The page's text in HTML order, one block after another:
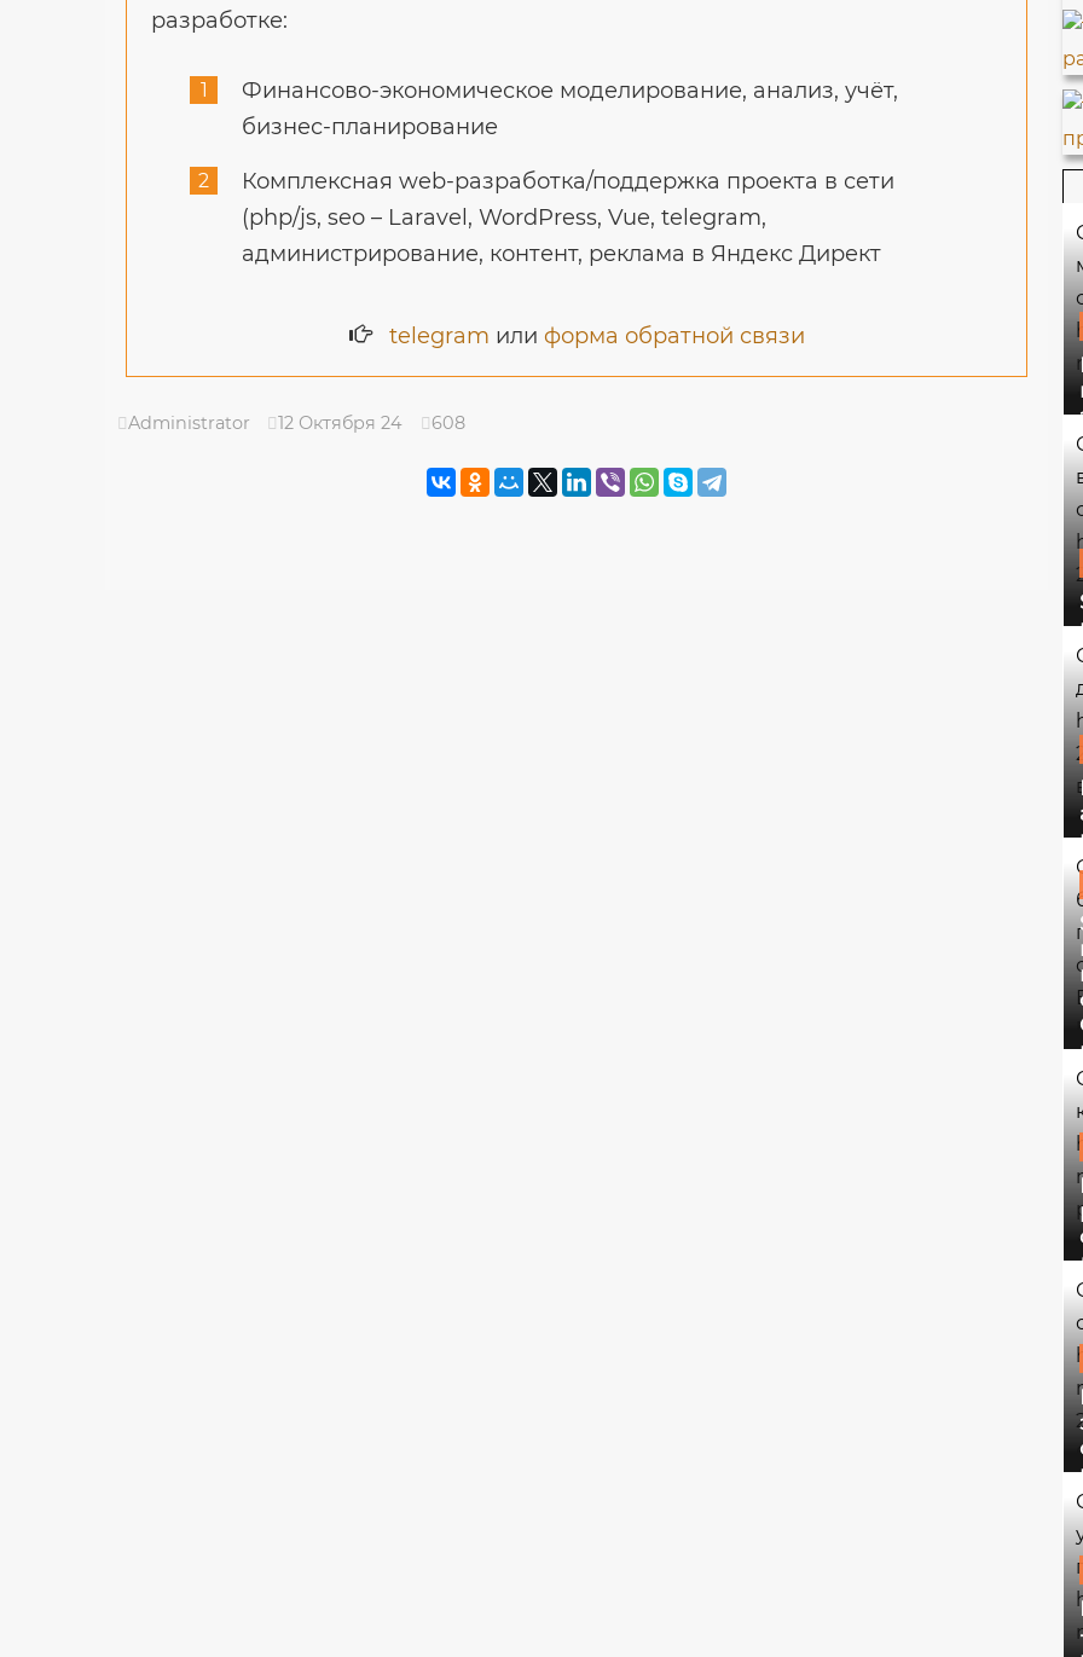
разработке:
Финансово-экономическое моделирование, анализ, учёт,
бизнес-планирование
Комплексная web-разработка/поддержка проекта в сети
(php/js, seo – Laravel, WordPress, Vue, telegram,
администрирование, контент, реклама в Яндекс Директ
telegram или форма обратной связи
Administrator 12 Октября 24 608